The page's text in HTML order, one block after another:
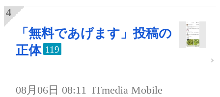
「無料であげます」投稿の
正体 119
08月06日 08:11 ITmedia Mobile